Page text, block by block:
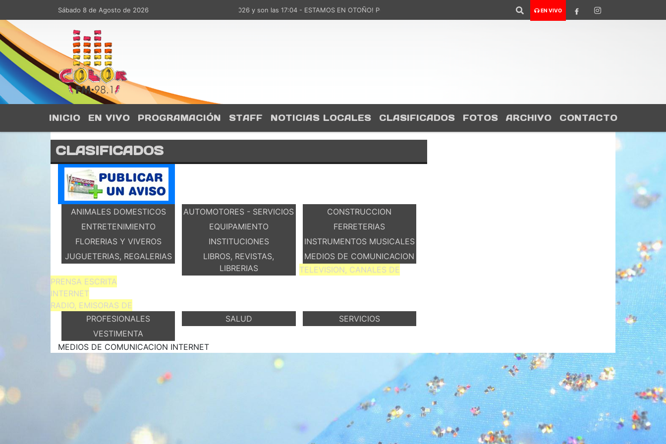
Sábado 8 de Agosto de 2026Hoy es Sábado 8 de Agosto de 2026 y son las 17:04 - ESTAMOS EN OTOÑO! PONELE COLOR BAJÁTE NUESTRA APP EN PLAYSTORE COLOR FM
EN VIVO
INICIO EN VIVO PROGRAMACIÓN STAFF NOTICIAS LOCALES CLASIFICADOS FOTOS ARCHIVO CONTACTO
CLASIFICADOS
ANIMALES DOMESTICOS AUTOMOTORES - SERVICIOS
CONSTRUCCION
ENTRETENIMIENTO
EQUIPAMIENTO
FERRETERIAS
FLORERIAS Y VIVEROS
INSTITUCIONES
INSTRUMENTOS MUSICALES
JUGUETERIAS, REGALERIAS
LIBROS, REVISTAS,
LIBRERIAS
MEDIOS DE COMUNICACION
TELEVISION, CANALES DE
PRENSA ESCRITA
INTERNET
RADIO, EMISORAS DE
PROFESIONALES
SALUD
SERVICIOS
VESTIMENTA
MEDIOS DE COMUNICACION INTERNET